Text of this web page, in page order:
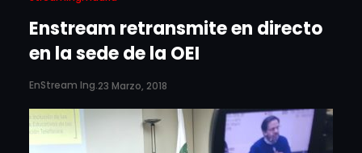
Enstream retransmite en directo
en la sede de la OEI
EnStream Ing.23 Marzo, 2018